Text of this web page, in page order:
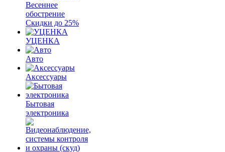
Весеннее
обострение
Скидки до 25%
УЦЕНКА
Авто
Аксессуары
Бытовая
электроника